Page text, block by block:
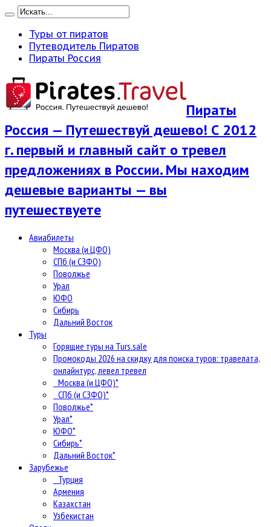
Туры от пиратов
Путеводитель Пиратов
Пираты Россия
Пираты
Россия — Путешествуй дешево! С 2012
г. первый и главный сайт о тревел
предложениях в России. Мы находим
дешевые варианты — вы
путешествуете
Авиабилеты
Москва (и ЦФО)
СПб (и СЗФО)
Поволжье
Урал
ЮФО
Сибирь
Дальний Восток
Туры
Горящие туры на Turs.sale
Промокоды 2026 на скидку для поиска туров: травелата,
онлайнтурс, левел тревел
Москва (и ЦФО)*
СПб (и СЗФО)*
Поволжье*
Урал*
ЮФО*
Сибирь*
Дальний Восток*
Зарубежье
Турция
Армения
Казахстан
Узбекистан